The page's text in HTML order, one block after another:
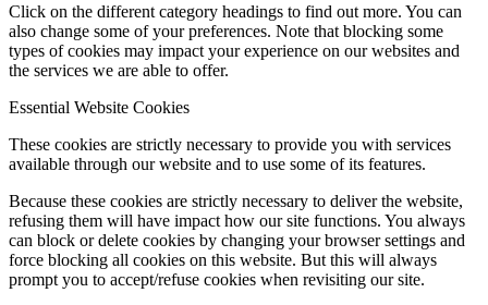
Click on the different category headings to find out more. You can
also change some of your preferences. Note that blocking some
types of cookies may impact your experience on our websites and
the services we are able to offer.
Essential Website Cookies
These cookies are strictly necessary to provide you with services
available through our website and to use some of its features.
Because these cookies are strictly necessary to deliver the website,
refusing them will have impact how our site functions. You always
can block or delete cookies by changing your browser settings and
force blocking all cookies on this website. But this will always
prompt you to accept/refuse cookies when revisiting our site.